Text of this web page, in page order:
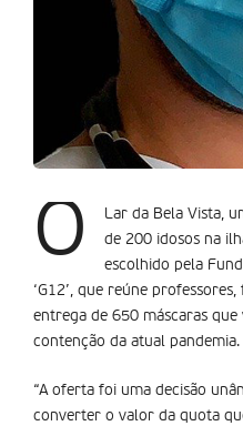
O
Lar da Bela Vista,
de 200 idosos na
escolhido pela
‘G12’, que reúne
entrega de 650 máscaras
contenção da atual pandemia.
“A oferta foi uma decisão
converter o valor da quota